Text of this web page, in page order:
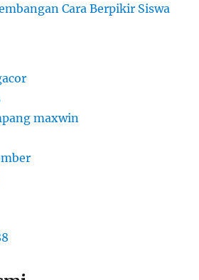
Cara Berpikir Siswa
maxwin